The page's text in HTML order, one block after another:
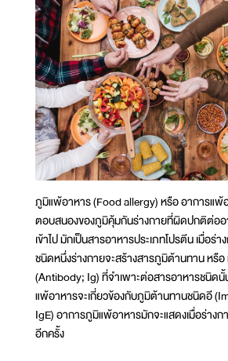
ภูมิแพ้อาหาร (Food allergy) หรือ อาการแพ้
ตอบสนองของภูมิคุ้มกันร่างกายที่ผิดปกติต่ออ
เข้าไป มักเป็นสารอาหารประเภทโปรตีน เมื่อร่
ชนิดหนึ่งร่างกายจะสร้างสารภูมิต้านทาน หรื
(Antibody; Ig) ที่จำเพาะต่อสารอาหารชนิด
แพ้อาหารจะเกี่ยวข้องกับภูมิต้านทานชนิดอี
IgE) อาการภูมิแพ้อาหารมักจะแสดงเมื่อร่าง
อีกครั้ง